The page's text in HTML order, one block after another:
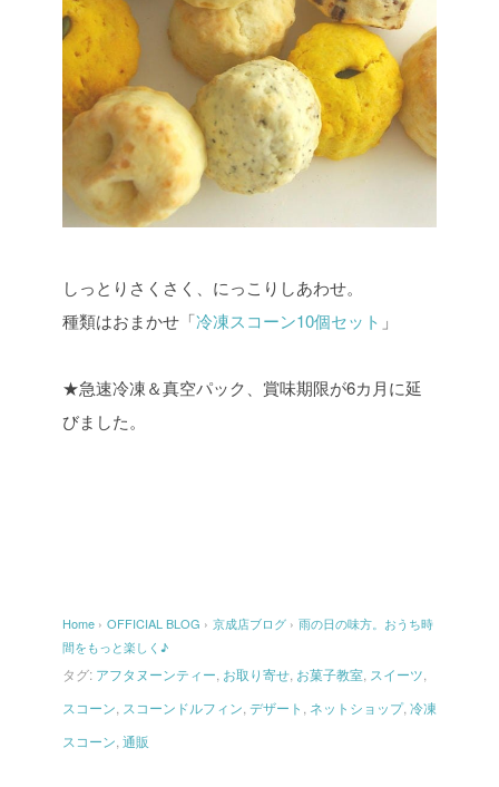
しっとりさくさく、にっこりしあわせ。
種類はおまかせ「冷凍スコーン10個セット 」
★急速冷凍＆真空パック、賞味期限が6カ月に延
びました。
Home › OFFICIAL BLOG › 京成店ブログ › 雨の日の味方。おうち時
間をもっと楽しく♪
タグ: アフタヌーンティー お取り寄せ お菓子教室 スイーツ
スコーン スコーンドルフィン デザート ネットショップ, 冷凍
スコーン 通販